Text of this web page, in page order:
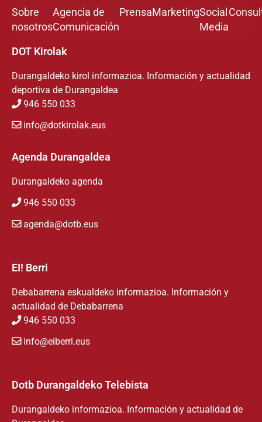
Sobre
nosotros
Agencia de
Comunicación
PrensaMarketingSocial
Media
DOT Kirolak
Durangaldeko kirol informazioa. Información y actualidad
deportiva de Durangaldea
946 550 033
info@dotkirolak.eus
Agenda Durangaldea
Durangaldeko agenda
946 550 033
agenda@dotb.eus
EI! Berri
Debabarrena eskualdeko informazioa. Información y
actualidad de Debabarrena
946 550 033
info@eiberri.eus
Dotb Durangaldeko Telebista
Durangaldeko informazioa. Información y actualidad de